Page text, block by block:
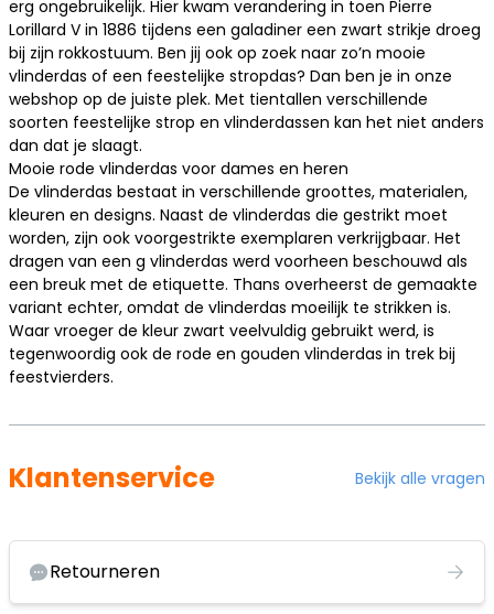
erg ongebruikelijk. Hier kwam verandering in toen Pierre
Lorillard V in 1886 tijdens een galadiner een zwart strikje droeg
bij zijn rokkostuum. Ben jij ook op zoek naar zo’n mooie
vlinderdas of een feestelijke stropdas? Dan ben je in onze
webshop op de juiste plek. Met tientallen verschillende
soorten feestelijke strop en vlinderdassen kan het niet anders
dan dat je slaagt.
Mooie rode vlinderdas voor dames en heren
De vlinderdas bestaat in verschillende groottes, materialen,
kleuren en designs. Naast de vlinderdas die gestrikt moet
worden, zijn ook voorgestrikte exemplaren verkrijgbaar. Het
dragen van een g vlinderdas werd voorheen beschouwd als
een breuk met de etiquette. Thans overheerst de gemaakte
variant echter, omdat de vlinderdas moeilijk te strikken is.
Waar vroeger de kleur zwart veelvuldig gebruikt werd, is
tegenwoordig ook de rode en gouden vlinderdas in trek bij
feestvierders.
Klantenservice Bekijk alle vragen
Retourneren